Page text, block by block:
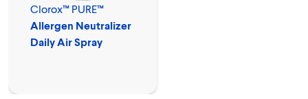
Clorox™ PURE™
Allergen Neutralizer
Daily Air Spray